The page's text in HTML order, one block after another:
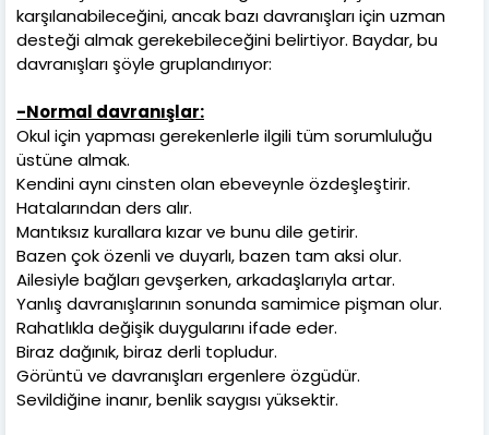
karşılanabileceğini, ancak bazı davranışları için uzman
desteği almak gerekebileceğini belirtiyor. Baydar, bu
davranışları şöyle gruplandırıyor:
-Normal davranışlar:
Okul için yapması gerekenlerle ilgili tüm sorumluluğu
üstüne almak.
Kendini aynı cinsten olan ebeveynle özdeşleştirir.
Hatalarından ders alır.
Mantıksız kurallara kızar ve bunu dile getirir.
Bazen çok özenli ve duyarlı, bazen tam aksi olur.
Ailesiyle bağları gevşerken, arkadaşlarıyla artar.
Yanlış davranışlarının sonunda samimice pişman olur.
Rahatlıkla değişik duygularını ifade eder.
Biraz dağınık, biraz derli topludur.
Görüntü ve davranışları ergenlere özgüdür.
Sevildiğine inanır, benlik saygısı yüksektir.